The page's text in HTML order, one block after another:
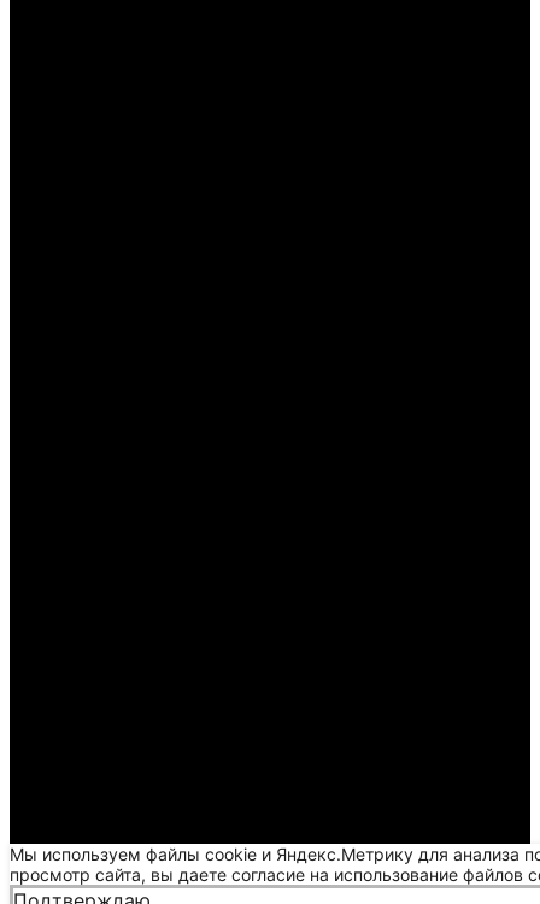
Мы используем файлы cookie и Яндекс.Метрику для анализа
просмотр сайта, вы даете согласие на использование файлов